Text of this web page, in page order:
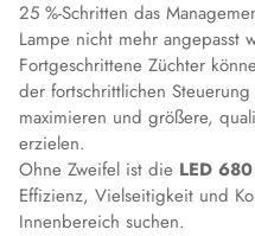
25 %-Schritten das
Lampe nicht mehr angepasst
Fortgeschrittene Züchter
der fortschrittlichen
maximieren und größere,
erzielen.
Ohne Zweifel ist die LED
Effizienz, Vielseitigkeit und
Innenbereich suchen.